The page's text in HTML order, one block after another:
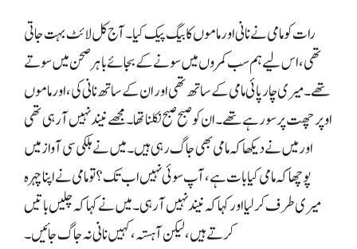
رات کو مامی نے نانی اور ماموں کا بیگ پیک کیا۔ آج کل لائٹ بہت جاتی
تھی، اس لیے ہم سب کمروں میں سونے کے بجائے باہر صحن میں سوتے
تھے۔ میری چارپائی مامی کے ساتھ تھی اور ان کے ساتھ نانی کی، اور ماموں
اوپر چھت پر سو رہے تھے۔ ان کو صبح صبح نکلنا تھا۔ مجھے نیند نہیں آ رہی تھی
اور میں نے دیکھا کہ مامی بھی جاگ رہی ہیں۔ میں نے ہلکی سی آواز میں
پوچھا کہ مامی کیا بات ہے، آپ سوئی نہیں اب تک؟ تو مامی نے اپنا چہرہ
میری طرف کر لیا اور کہا کہ نیند نہیں آ رہی۔ میں نے کہا کہ چلیں باتیں
کرتے ہیں، لیکن آہستہ، کہیں نانی نہ جاگ جائیں۔